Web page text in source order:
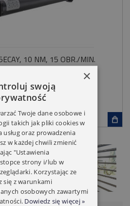
10 NM, 15 OBR./MIN.
×
swoją
Twoje dane osobowe i
takich jak pliki cookies w
usług oraz prowadzenia
w każdej chwili zmienić
"Ustawienia
strony i/lub w
Korzystając ze
się z warunkami
osobowych zawartymi
Dowiedz się więcej »